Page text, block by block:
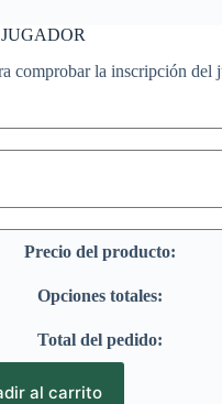
comprobar la inscripción del
Precio del producto:
Opciones totales:
Total del pedido:
al carrito